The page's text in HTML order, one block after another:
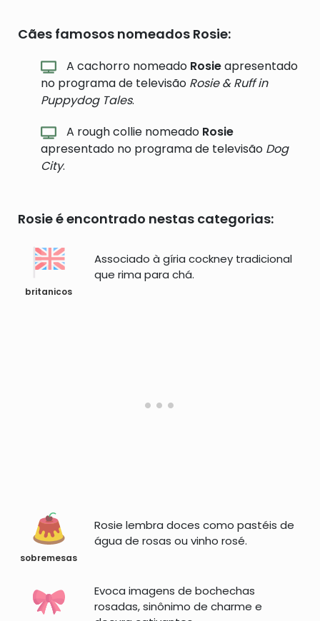
Cães famosos nomeados Rosie:
A cachorro nomeado Rosieapresentado
no programa de televisão Rosie & Ruff in
Puppydog Tales.
A rough collie nomeado Rosie
apresentado no programa de televisão Dog
City.
Rosie é encontrado nestas categorias:
britanicos
Associado à gíria cockney tradicional
que rima para chá.
sobremesas
Rosie lembra doces como pastéis de
água de rosas ou vinho rosé.
Evoca imagens de bochechas
rosadas, sinônimo de charme e